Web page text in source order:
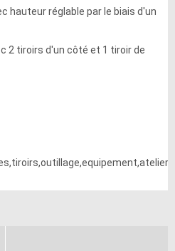
hauteur réglable par le biais d'un
2 tiroirs d'un côté et 1 tiroir de